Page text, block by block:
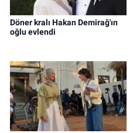
Döner kralı Hakan Demirağ'ın
oğlu evlendi